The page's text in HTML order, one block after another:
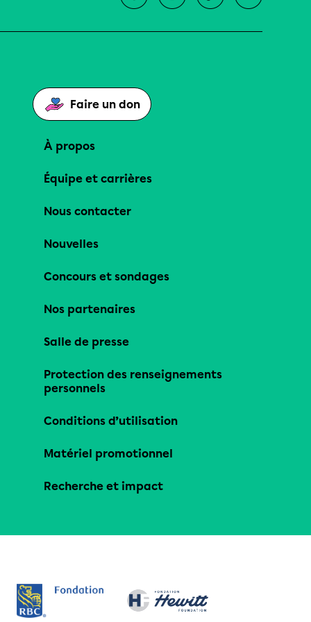
Faire un don
À propos
Équipe et carrières
Nous contacter
Nouvelles
Concours et sondages
Nos partenaires
Salle de presse
Protection des renseignements
personnels
Conditions d’utilisation
Matériel promotionnel
Recherche et impact